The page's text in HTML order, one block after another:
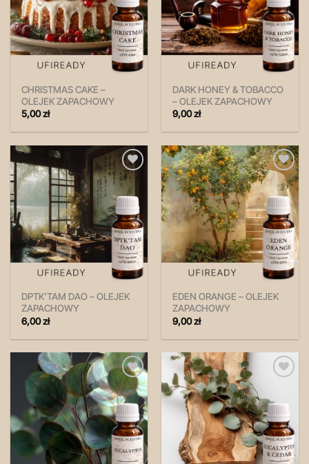
CHRISTMAS CAKE –
OLEJEK ZAPACHOWY
5,00zł
DARK HONEY & TOBACCO
– OLEJEK ZAPACHOWY
9,00zł
Zapisz
na
później!
DPTK’TAM DAO – OLEJEK
ZAPACHOWY
6,00zł
Zapisz
na
później!
EDEN ORANGE – OLEJEK
ZAPACHOWY
9,00zł
Zapisz
na
później!
później!